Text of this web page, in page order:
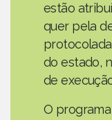
estão
quer pela
do estado,
de
O programa